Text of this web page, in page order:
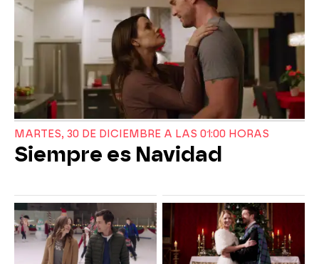
MARTES, 30 DE DICIEMBRE A LAS 01:00 HORAS
Siempre es Navidad